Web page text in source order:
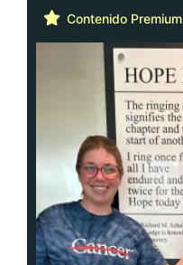
Contenido Premium